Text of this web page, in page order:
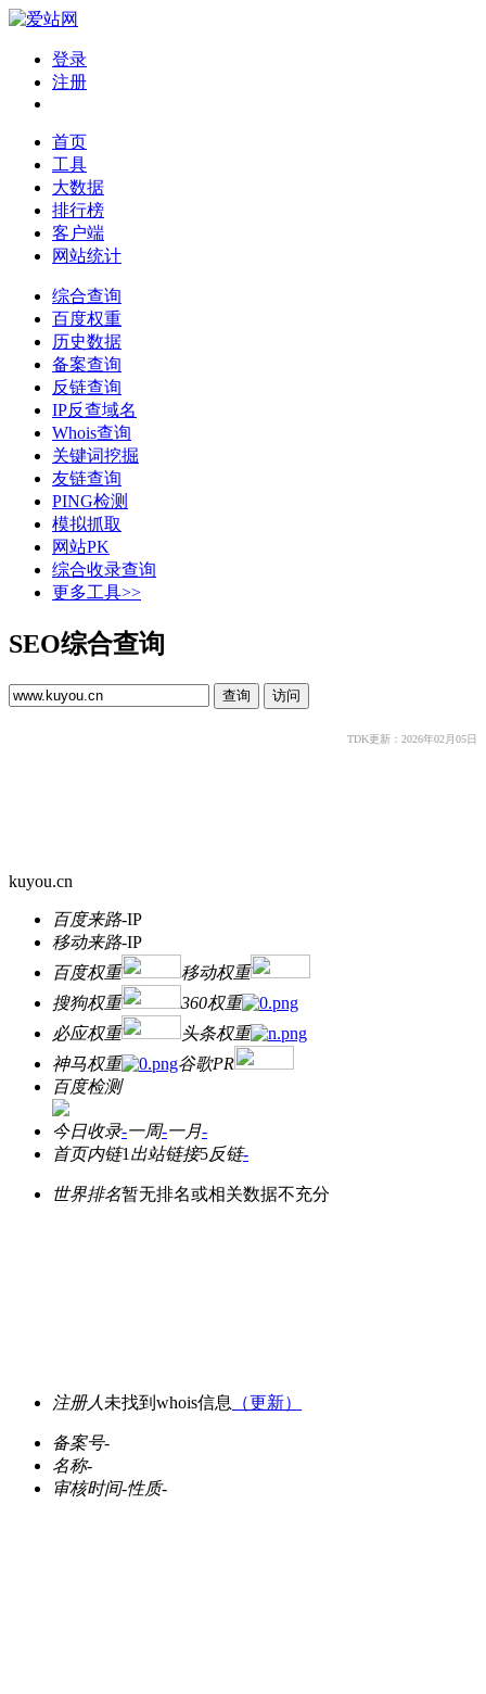
登录
注册
首页
工具
大数据
排行榜
客户端
网站统计
综合查询
百度权重
历史数据
备案查询
反链查询
IP反查域名
Whois查询
关键词挖掘
友链查询
PING检测
模拟抓取
网站PK
综合收录查询
更多工具>>
SEO综合查询
TDK更新：2026年02月05日
kuyou.cn
百度来路-IP
移动来路-IP
百度权重
移动权重
搜狗权重
360权重
必应权重
头条权重
神马权重
谷歌PR
百度检测
今日收录-一周-一月-
首页内链1 出站链接5反链-
世界排名暂无排名或相关数据不充分
注册人 未找到whois信息 （更新）
备案号-
名称-
审核时间-性质-